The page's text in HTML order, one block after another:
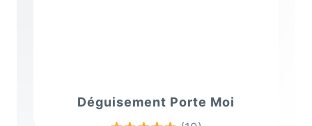
Déguisement Porte Moi